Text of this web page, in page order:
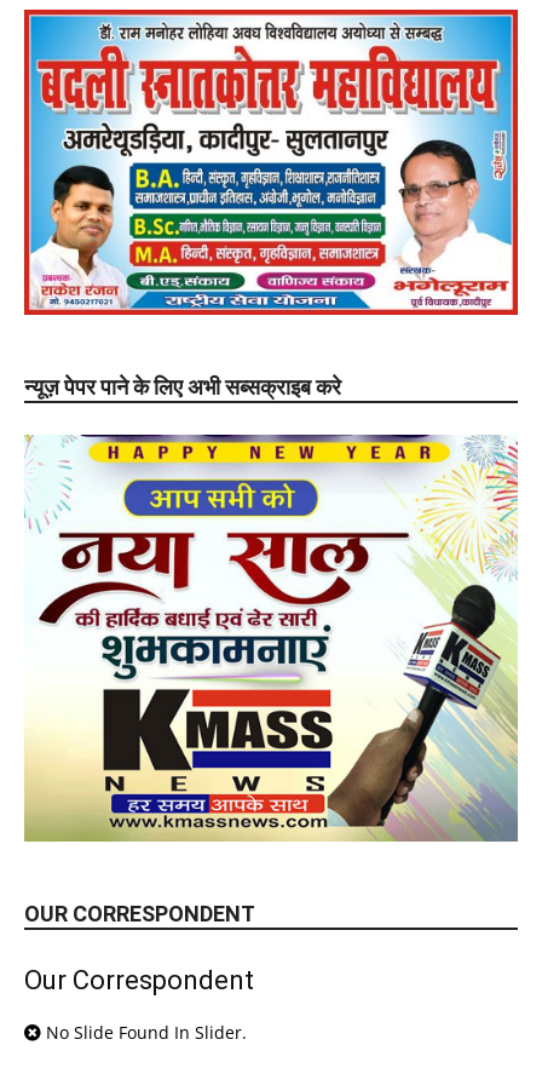
न्यूज़ पेपर पाने के लिए अभी सब्सक्राइब करे
OUR CORRESPONDENT
Our Correspondent
No Slide Found In Slider.